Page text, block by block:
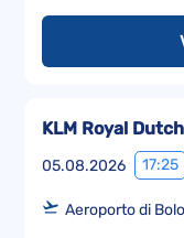
05.08.2026 17:25
KLM Royal
Aeroporto di